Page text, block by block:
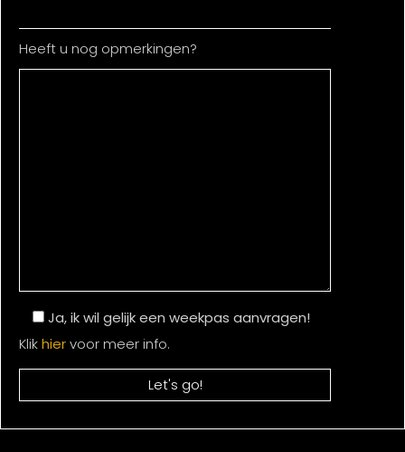
Heeft u nog opmerkingen?
Ja, ik wil gelijk een weekpas aanvragen!
Klikhiervoor meer info.